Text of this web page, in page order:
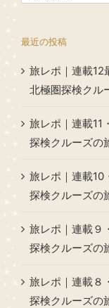
for:
最近の投稿
旅レポ｜連載12
北極圏探検クル
旅レポ｜連載11
探検クルーズの
旅レポ｜連載10
探検クルーズの
旅レポ｜連載９
探検クルーズの
旅レポ｜連載８
探検クルーズの